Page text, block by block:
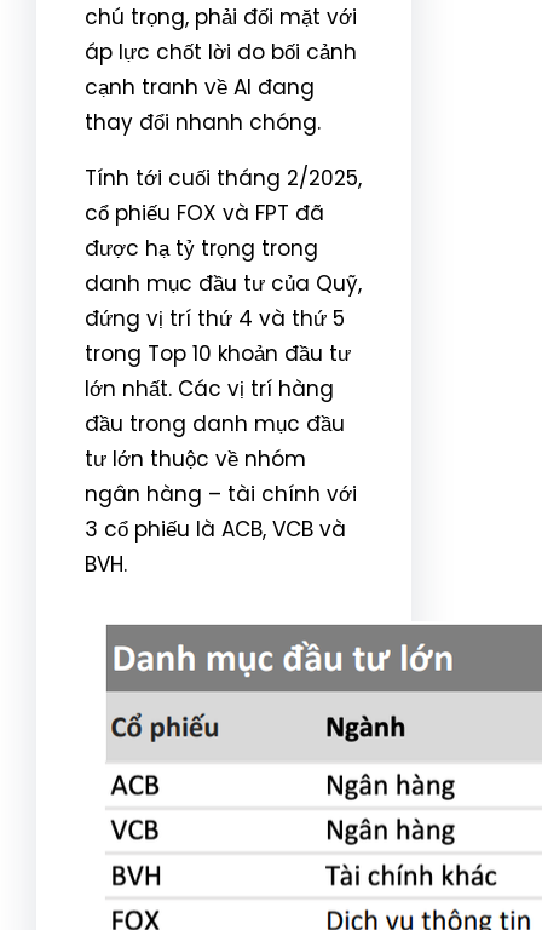
chú trọng, phải đối mặt với
áp lực chốt lời do bối cảnh
cạnh tranh về AI đang
thay đổi nhanh chóng.
Tính tới cuối tháng 2/2025,
cổ phiếu FOX và FPT đã
được hạ tỷ trọng trong
danh mục đầu tư của Quỹ,
đứng vị trí thứ 4 và thứ 5
trong Top 10 khoản đầu tư
lớn nhất. Các vị trí hàng
đầu trong danh mục đầu
tư lớn thuộc về nhóm
ngân hàng – tài chính với
3 cổ phiếu là ACB, VCB và
BVH.